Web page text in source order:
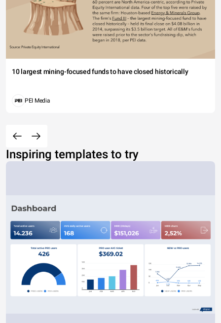
10 largest mining-focused funds to have closed historically
PEI Media
Inspiring templates to try